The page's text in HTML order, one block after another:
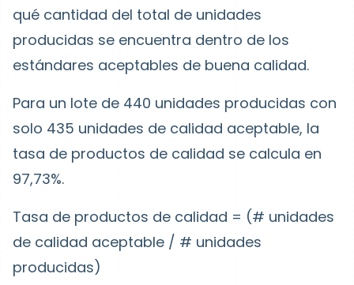
qué cantidad del total de unidades
producidas se encuentra dentro de los
estándares aceptables de buena calidad.
Para un lote de 440 unidades producidas con
solo 435 unidades de calidad aceptable, la
tasa de productos de calidad se calcula en
97,73%.
Tasa de productos de calidad = (# unidades
de calidad aceptable / # unidades
producidas)